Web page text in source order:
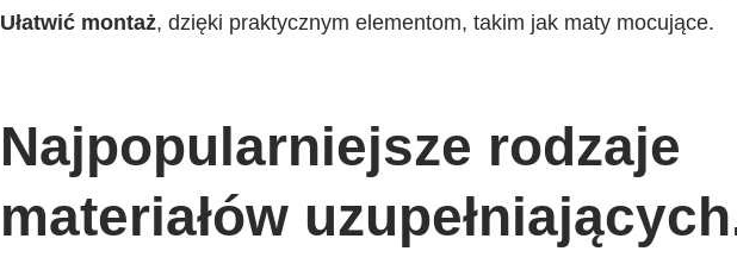
Ułatwić montaż, dzięki praktycznym elementom, takim jak maty mocujące.
Najpopularniejsze rodzaje
materiałów